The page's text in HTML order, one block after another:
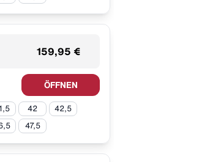
159,95 €
ÖFFNEN
42 42,5
47,5